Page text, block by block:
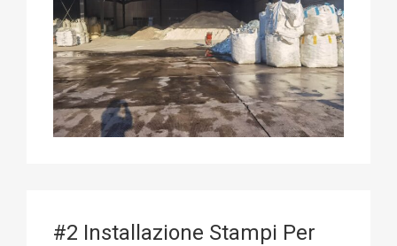
#2 Installazione Stampi Per